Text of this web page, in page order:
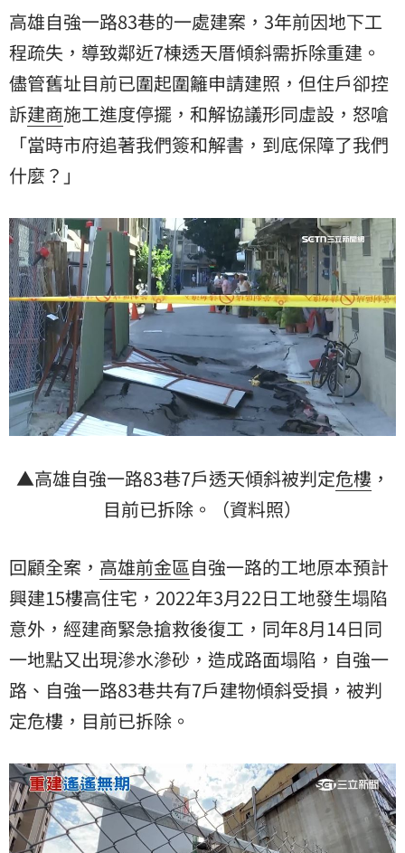
高雄自強一路83巷的一處建案，3年前因地下工
程疏失，導致鄰近7棟透天厝傾斜需拆除重建。
儘管舊址目前已圍起圍籬申請建照，但住戶卻控
訴建商施工進度停擺，和解協議形同虛設，怒嗆
「當時市府追著我們簽和解書，到底保障了我們
什麼？」
▲高雄自強一路83巷7戶透天傾斜被判定危樓，
目前已拆除。（資料照）
回顧全案， 高雄前金區自強一路的工地原本預計
興建15樓高住宅，2022年3月22日工地發生塌陷
意外，經建商緊急搶救後復工，同年8月14日同
一地點又出現滲水滲砂，造成路面塌陷，自強一
路、自強一路83巷共有7戶建物傾斜受損，被判
定危樓，目前已拆除。